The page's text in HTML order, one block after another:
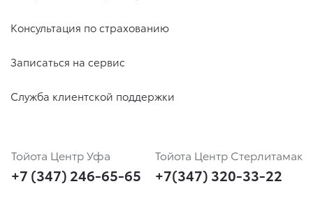
Консультация по страхованию
Записаться на сервис
Служба клиентской поддержки
Тойота Центр Уфа
+7 (347) 246-65-65
Тойота Центр Стерлитамак
+7(347) 320-33-22